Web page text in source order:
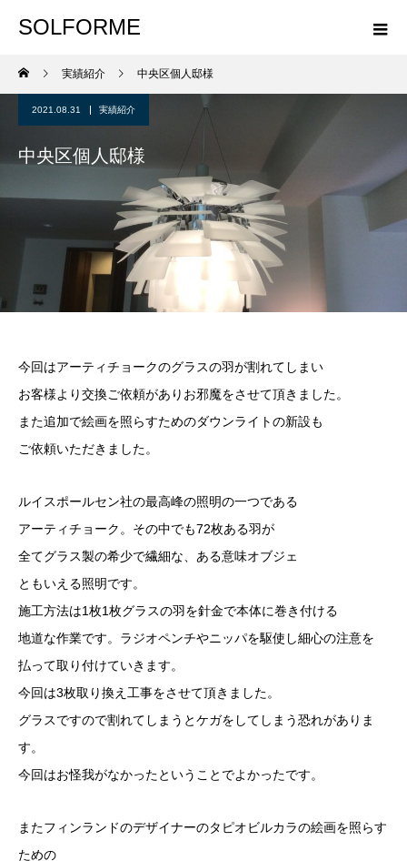
SOLFORME
実績紹介 中央区個人邸様
2021.08.31 実績紹介
中央区個人邸様
今回はアーティチョークのグラスの羽が割れてしまい
お客様より交換ご依頼がありお邪魔をさせて頂きました。
また追加で絵画を照らすためのダウンライトの新設も
ご依頼いただきました。
ルイスポールセン社の最高峰の照明の一つである
アーティチョーク。その中でも72枚ある羽が
全てグラス製の希少で繊細な、ある意味オブジェ
ともいえる照明です。
施工方法は1枚1枚グラスの羽を針金で本体に巻き付ける
地道な作業です。ラジオペンチやニッパを駆使し細心の注意を
払って取り付けていきます。
今回は3枚取り換え工事をさせて頂きました。
グラスですので割れてしまうとケガをしてしまう恐れがありま
す。
今回はお怪我がなかったということでよかったです。
またフィンランドのデザイナーのタピオビルカラの絵画を照らす
ための